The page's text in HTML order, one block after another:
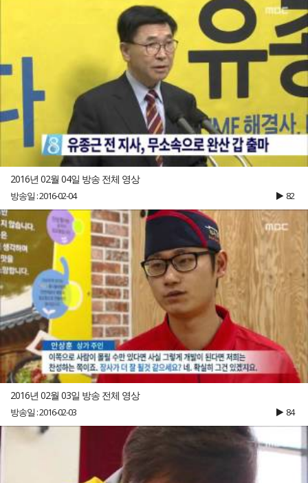
2016년 02월 04일 방송 전체 영상
방송일 : 2016-02-04 82
2016년 02월 03일 방송 전체 영상
방송일 : 2016-02-03 84